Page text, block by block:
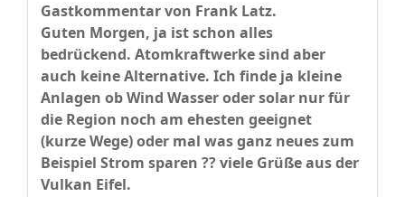
Gastkommentar von Frank Latz.
Guten Morgen, ja ist schon alles
bedrückend. Atomkraftwerke sind aber
auch keine Alternative. Ich finde ja kleine
Anlagen ob Wind Wasser oder solar nur für
die Region noch am ehesten geeignet
(kurze Wege) oder mal was ganz neues zum
Beispiel Strom sparen ?? viele Grüße aus der
Vulkan Eifel.